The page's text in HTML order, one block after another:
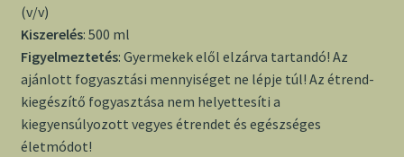
(v/v)
Kiszerelés: 500 ml
Figyelmeztetés: Gyermekek elől elzárva tartandó! Az
ajánlott fogyasztási mennyiséget ne lépje túl! Az étrend-
kiegészítő fogyasztása nem helyettesíti a
kiegyensúlyozott vegyes étrendet és egészséges
életmódot!